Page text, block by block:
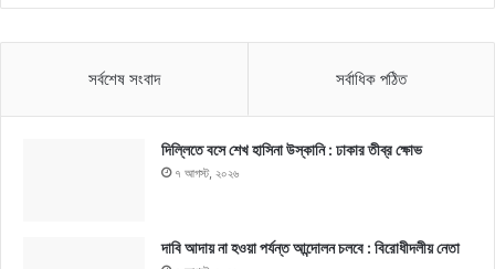
সর্বশেষ সংবাদ সর্বাধিক পঠিত
দিল্লিতে বসে শেখ হাসিনা উস্কানি : ঢাকার তীব্র ক্ষোভ
৭ আগস্ট, ২০২৬
দাবি আদায় না হওয়া পর্যন্ত আন্দোলন চলবে : বিরোধীদলীয় নেতা